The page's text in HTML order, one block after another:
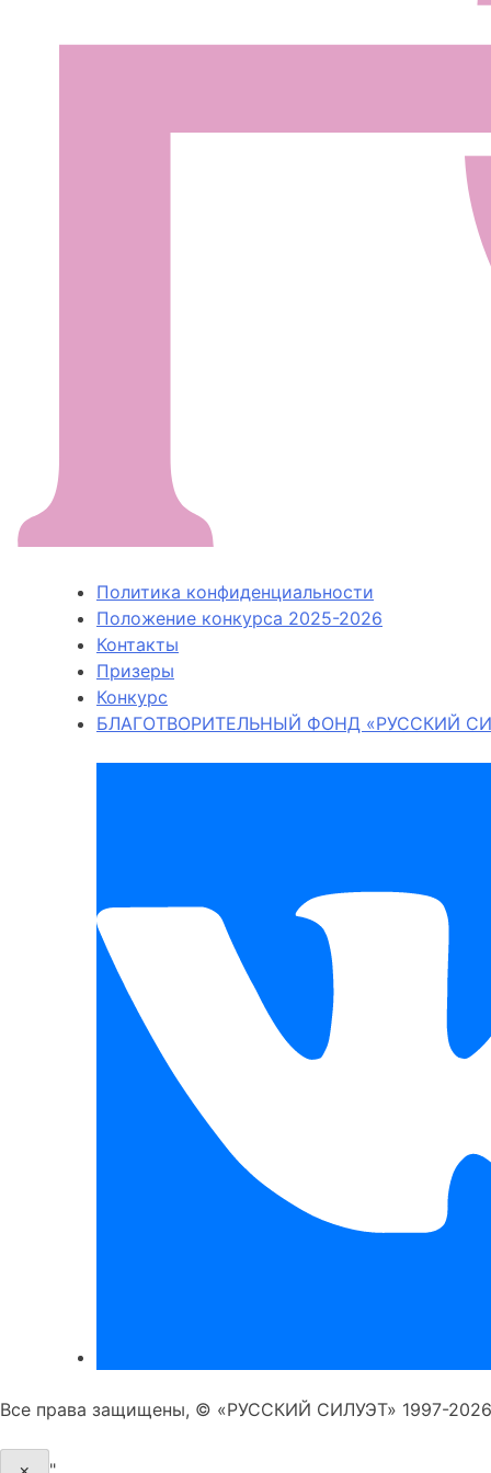
Политика конфиденциальности
Положение конкурса 2025-2026
Контакты
Призеры
Конкурс
БЛАГОТВОРИТЕЛЬНЫЙ ФОНД «РУССКИЙ
Все права защищены, © «РУССКИЙ СИЛУЭТ» 1997-2026